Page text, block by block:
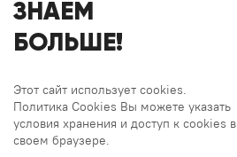
ЗНАЕМ
БОЛЬШЕ!
Этот сайт использует cookies.
Политика Cookies Вы можете указать
условия хранения и доступ к cookies в
своем браузере.